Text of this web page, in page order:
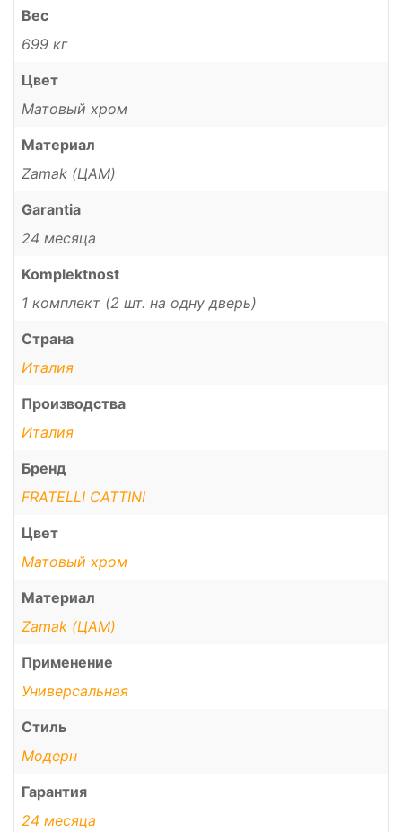
Вес
699 кг
Цвет
Матовый хром
Материал
Zamak (ЦАМ)
Garantia
24 месяца
Komplektnost
1 комплект (2 шт. на одну дверь)
Страна
Италия
Производства
Италия
Бренд
FRATELLI CATTINI
Цвет
Матовый хром
Материал
Zamak (ЦАМ)
Применение
Универсальная
Стиль
Модерн
Гарантия
24 месяца